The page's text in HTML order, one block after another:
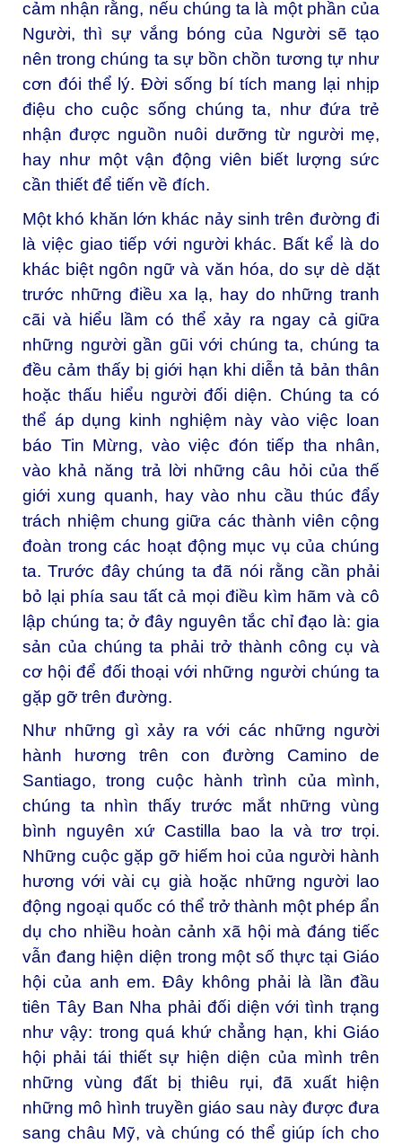
cảm nhận rằng, nếu chúng ta là một phần của
Người, thì sự vắng bóng của Người sẽ tạo
nên trong chúng ta sự bồn chồn tương tự như
cơn đói thể lý. Đời sống bí tích mang lại nhịp
điệu cho cuộc sống chúng ta, như đứa trẻ
nhận được nguồn nuôi dưỡng từ người mẹ,
hay như một vận động viên biết lượng sức
cần thiết để tiến về đích.
Một khó khăn lớn khác nảy sinh trên đường đi
là việc giao tiếp với người khác. Bất kể là do
khác biệt ngôn ngữ và văn hóa, do sự dè dặt
trước những điều xa lạ, hay do những tranh
cãi và hiểu lầm có thể xảy ra ngay cả giữa
những người gần gũi với chúng ta, chúng ta
đều cảm thấy bị giới hạn khi diễn tả bản thân
hoặc thấu hiểu người đối diện. Chúng ta có
thể áp dụng kinh nghiệm này vào việc loan
báo Tin Mừng, vào việc đón tiếp tha nhân,
vào khả năng trả lời những câu hỏi của thế
giới xung quanh, hay vào nhu cầu thúc đẩy
trách nhiệm chung giữa các thành viên cộng
đoàn trong các hoạt động mục vụ của chúng
ta. Trước đây chúng ta đã nói rằng cần phải
bỏ lại phía sau tất cả mọi điều kìm hãm và cô
lập chúng ta; ở đây nguyên tắc chỉ đạo là: gia
sản của chúng ta phải trở thành công cụ và
cơ hội để đối thoại với những người chúng ta
gặp gỡ trên đường.
Như những gì xảy ra với các những người
hành hương trên con đường Camino de
Santiago, trong cuộc hành trình của mình,
chúng ta nhìn thấy trước mắt những vùng
bình nguyên xứ Castilla bao la và trơ trọi.
Những cuộc gặp gỡ hiếm hoi của người hành
hương với vài cụ già hoặc những người lao
động ngoại quốc có thể trở thành một phép ẩn
dụ cho nhiều hoàn cảnh xã hội mà đáng tiếc
vẫn đang hiện diện trong một số thực tại Giáo
hội của anh em. Đây không phải là lần đầu
tiên Tây Ban Nha phải đối diện với tình trạng
như vậy: trong quá khứ chẳng hạn, khi Giáo
hội phải tái thiết sự hiện diện của mình trên
những vùng đất bị thiêu rụi, đã xuất hiện
những mô hình truyền giáo sau này được đưa
sang châu Mỹ, và chúng có thể giúp ích cho